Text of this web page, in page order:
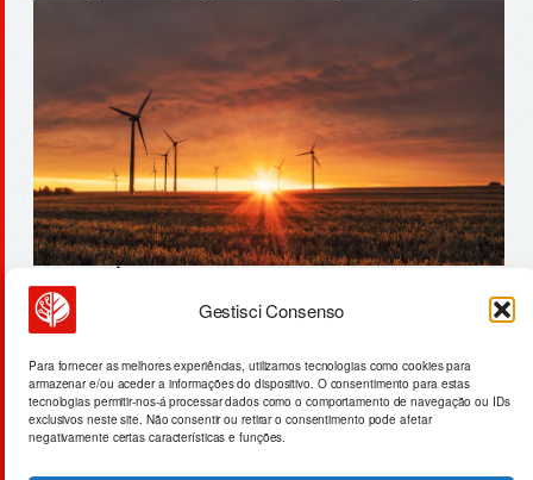
Gestisci Consenso
Para fornecer as melhores experiências, utilizamos tecnologias como cookies para
armazenar e/ou aceder a informações do dispositivo. O consentimento para estas
tecnologias permitir-nos-á processar dados como o comportamento de navegação ou IDs
exclusivos neste site. Não consentir ou retirar o consentimento pode afetar
negativamente certas características e funções.
data centers asean: crescimento
digital impulsionado por
combustíveis fósseis